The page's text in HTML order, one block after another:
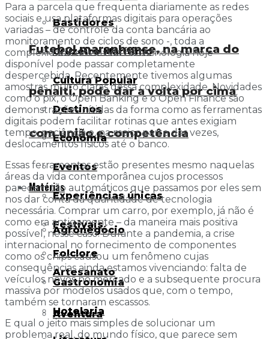
Bastidores
Cruzeiro Marítimo
Cultura Popular
Destinos
Economia
Eventos
Experiências únicas
Festivais
Folclore
Gastronomia
Hotelaria
Futebol maranhense, na marca do
pênalti, pode dar a volta por cima
com união e competência
Matérias
Agronegócio
Artesanato
Aventura
Para a parcela que frequenta diariamente as redes
sociais e usa plataformas digitais para operações
variadas – de controle da conta bancária ao
monitoramento de ciclos de sono -, toda a
complexidade envolvida na tecnologia hoje
disponível pode passar completamente
despercebida. Recentemente tivemos algumas
amostras muito claras dessa complexidade. Novidades
como o pix, o Open Banking e o Open Finance são
demonstrações nítidas da forma como as ferramentas
digitais podem facilitar rotinas que antes exigiam
tempo, paciência e, na maior parte das vezes,
deslocamentos físicos até o banco.
Essas ferramentas estão presentes mesmo naquelas
áreas da vida contemporânea cujos processos
parecem tão automáticos que passamos por eles sem
nos dar conta da quantidade de tecnologia
necessária. Comprar um carro, por exemplo, já não é
como era antigamente – da maneira mais positiva
possível, nesse caso. Durante a pandemia, a crise
internacional no fornecimento de componentes
como os chips causou um fenômeno cujas
consequências ainda estamos vivenciando: falta de
veículos novos no mercado e a subsequente procura
massiva por modelos usados que, com o tempo,
também se tornaram escassos.
E qual o jeito mais simples de solucionar um
problema real, do mundo físico, que parece sem